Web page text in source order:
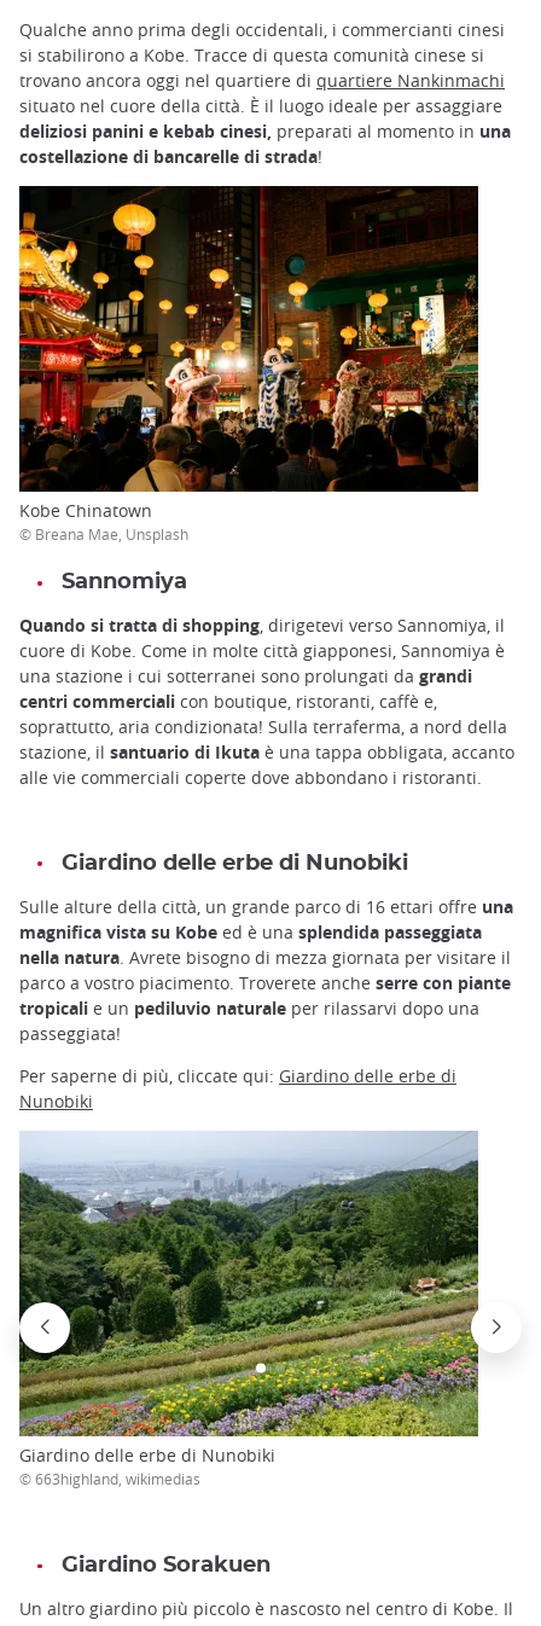
Qualche anno prima degli occidentali, i commercianti cinesi
si stabilirono a Kobe. Tracce di questa comunità cinese si
trovano ancora oggi nel quartiere di quartiere Nankinmachi
situato nel cuore della città. È il luogo ideale per assaggiare
deliziosi panini e kebab cinesi, preparati al momento in una
costellazione di bancarelle di strada!
Kobe Chinatown
© Breana Mae, Unsplash
Sannomiya
Quando si tratta di shopping, dirigetevi verso Sannomiya, il
cuore di Kobe. Come in molte città giapponesi, Sannomiya è
una stazione i cui sotterranei sono prolungati da grandi
centri commerciali con boutique, ristoranti, caffè e,
soprattutto, aria condizionata! Sulla terraferma, a nord della
stazione, il santuario di Ikuta è una tappa obbligata, accanto
alle vie commerciali coperte dove abbondano i ristoranti.
Giardino delle erbe di Nunobiki
Sulle alture della città, un grande parco di 16 ettari offre una
magnifica vista su Kobe ed è una splendida passeggiata
nella natura . Avrete bisogno di mezza giornata per visitare il
parco a vostro piacimento. Troverete anche serre con piante
tropicali e un pediluvio naturale per rilassarvi dopo una
passeggiata!
Per saperne di più, cliccate qui: Giardino delle erbe di
Nunobiki
Giardino delle erbe di Nunobiki
© 663highland, wikimedias
Giardino Sorakuen
Un altro giardino più piccolo è nascosto nel centro di Kobe. Il